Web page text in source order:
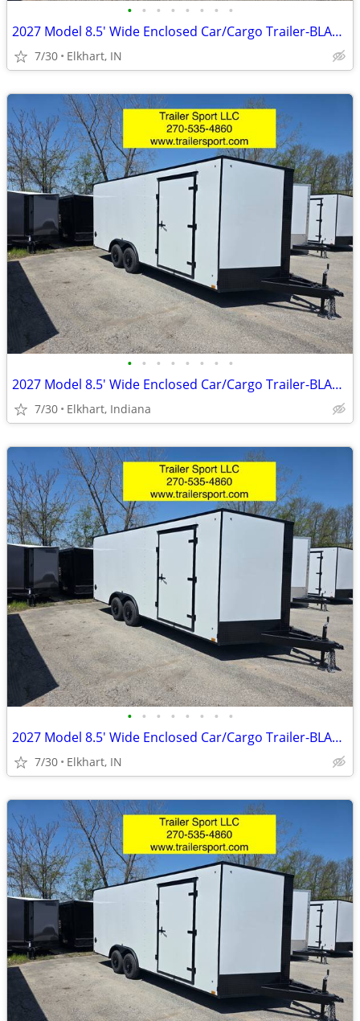
• • • • • • • •
2027 Model 8.5' Wide Enclosed Car/Cargo Trailer-BLACKOUT PACKAGE
7/30 Elkhart, IN
• • • • • • • •
2027 Model 8.5' Wide Enclosed Car/Cargo Trailer-BLACKOUT PACKAGE
7/30 Elkhart, Indiana
• • • • • • • •
2027 Model 8.5' Wide Enclosed Car/Cargo Trailer-BLACKOUT PACKAGE
7/30 Elkhart, IN